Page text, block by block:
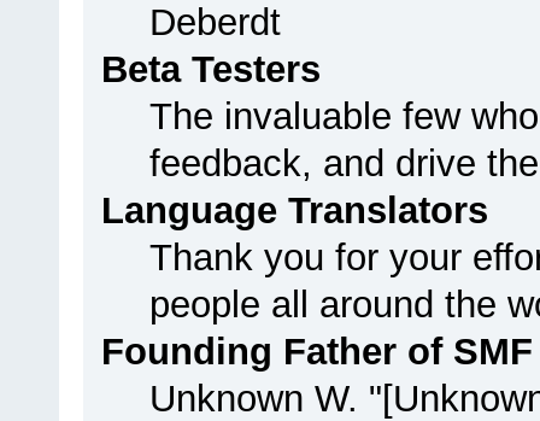
Deberdt
Beta Testers
The invaluable few
feedback, and drive
Language Translators
Thank you for your
people all around the
Founding Father of SMF
Unknown W.